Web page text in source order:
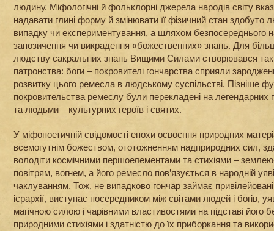
людину. Міфологічні й фольклорні джерела народів світу
надавати глині форму й змінювати її фізичний стан здобуто
випадку чи експериментування, а шляхом безпосереднього
запозичення чи викрадення «божественних» знань. Для
людству сакральних знань Вищими Силами створювався так
патронства: боги – покровителі гончарства сприяли
розвитку цього ремесла в людському суспільстві. Пізніше
покровительства ремеслу були перекладені на легендарних
та людьми – культурних героїв і святих.
У міфопоетичній свідомості епохи освоєння природних
всемогутнім божеством, ототожненням надприродних сил,
володіти космічними першоелементами та стихіями –
повітрям, вогнем, а його ремесло пов’язується в народній
чаклуванням. Тож, не випадково гончар займає
ієрархії, виступає посередником між світами людей і богів,
магічною силою і чарівними властивостями на підставі його
природними стихіями і здатністю до їх приборкання та